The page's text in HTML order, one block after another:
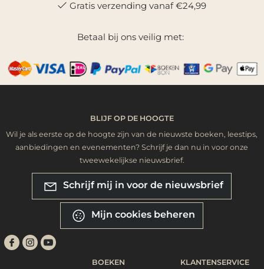
Gratis verzending vanaf €24,99
Betaal bij ons veilig met:
BLIJF OP DE HOOGTE
Wil je als eerste op de hoogte zijn van de nieuwste boeken, leestips,
aanbiedingen en evenementen? Schrijf je dan nu in voor onze
tweewekelijkse nieuwsbrief.
Schrijf mij in voor de nieuwsbrief
Mijn cookies beheren
BOEKEN KLANTENSERVICE